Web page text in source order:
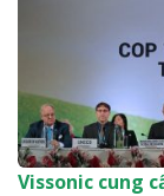
Vissonic cung